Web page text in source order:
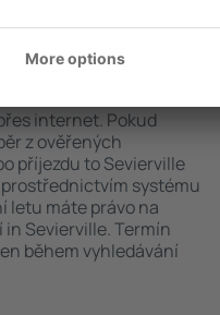
in Sevierville?
internet. Pokud
z ověřených
příjezdu to Sevierville
systému
letu máte právo na
Sevierville. Termín
během vyhledávání